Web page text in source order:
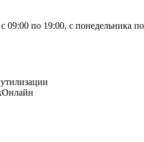
09:00 по 19:00, с понедельника